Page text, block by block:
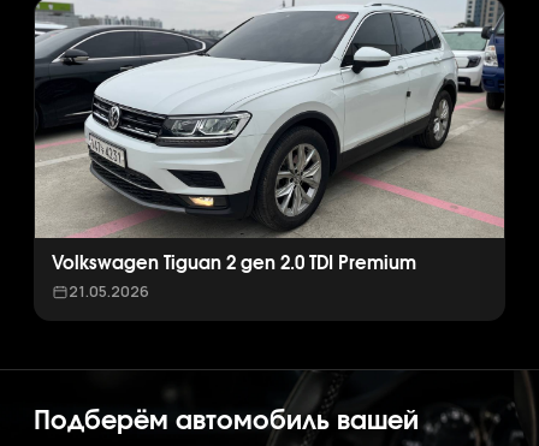
Volkswagen Tiguan 2 gen 2.0 TDI Premium
21.05.2026
Подберём автомобиль вашей